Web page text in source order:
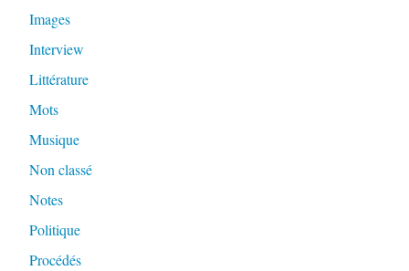
Images
Interview
Littérature
Mots
Musique
Non classé
Notes
Politique
Procédés